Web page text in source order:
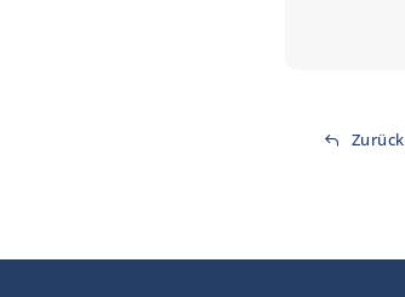
Zurück